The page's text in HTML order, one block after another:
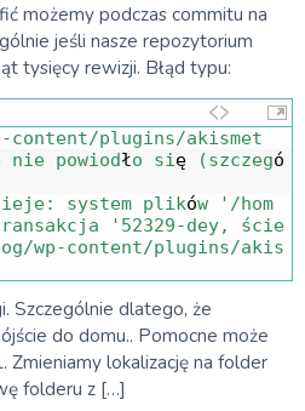
możemy podczas commitu na
jeśli nasze repozytorium
tysięcy rewizji. Błąd typu:
-content/plugins/akismet
nie powiodło się (szczegó
: system plików
'/hom
'52329-dey, ście
/wp-content/plugins/akis
Szczególnie dlatego, że
do domu.. Pomocne może
Zmieniamy lokalizację na folder
folderu z […]